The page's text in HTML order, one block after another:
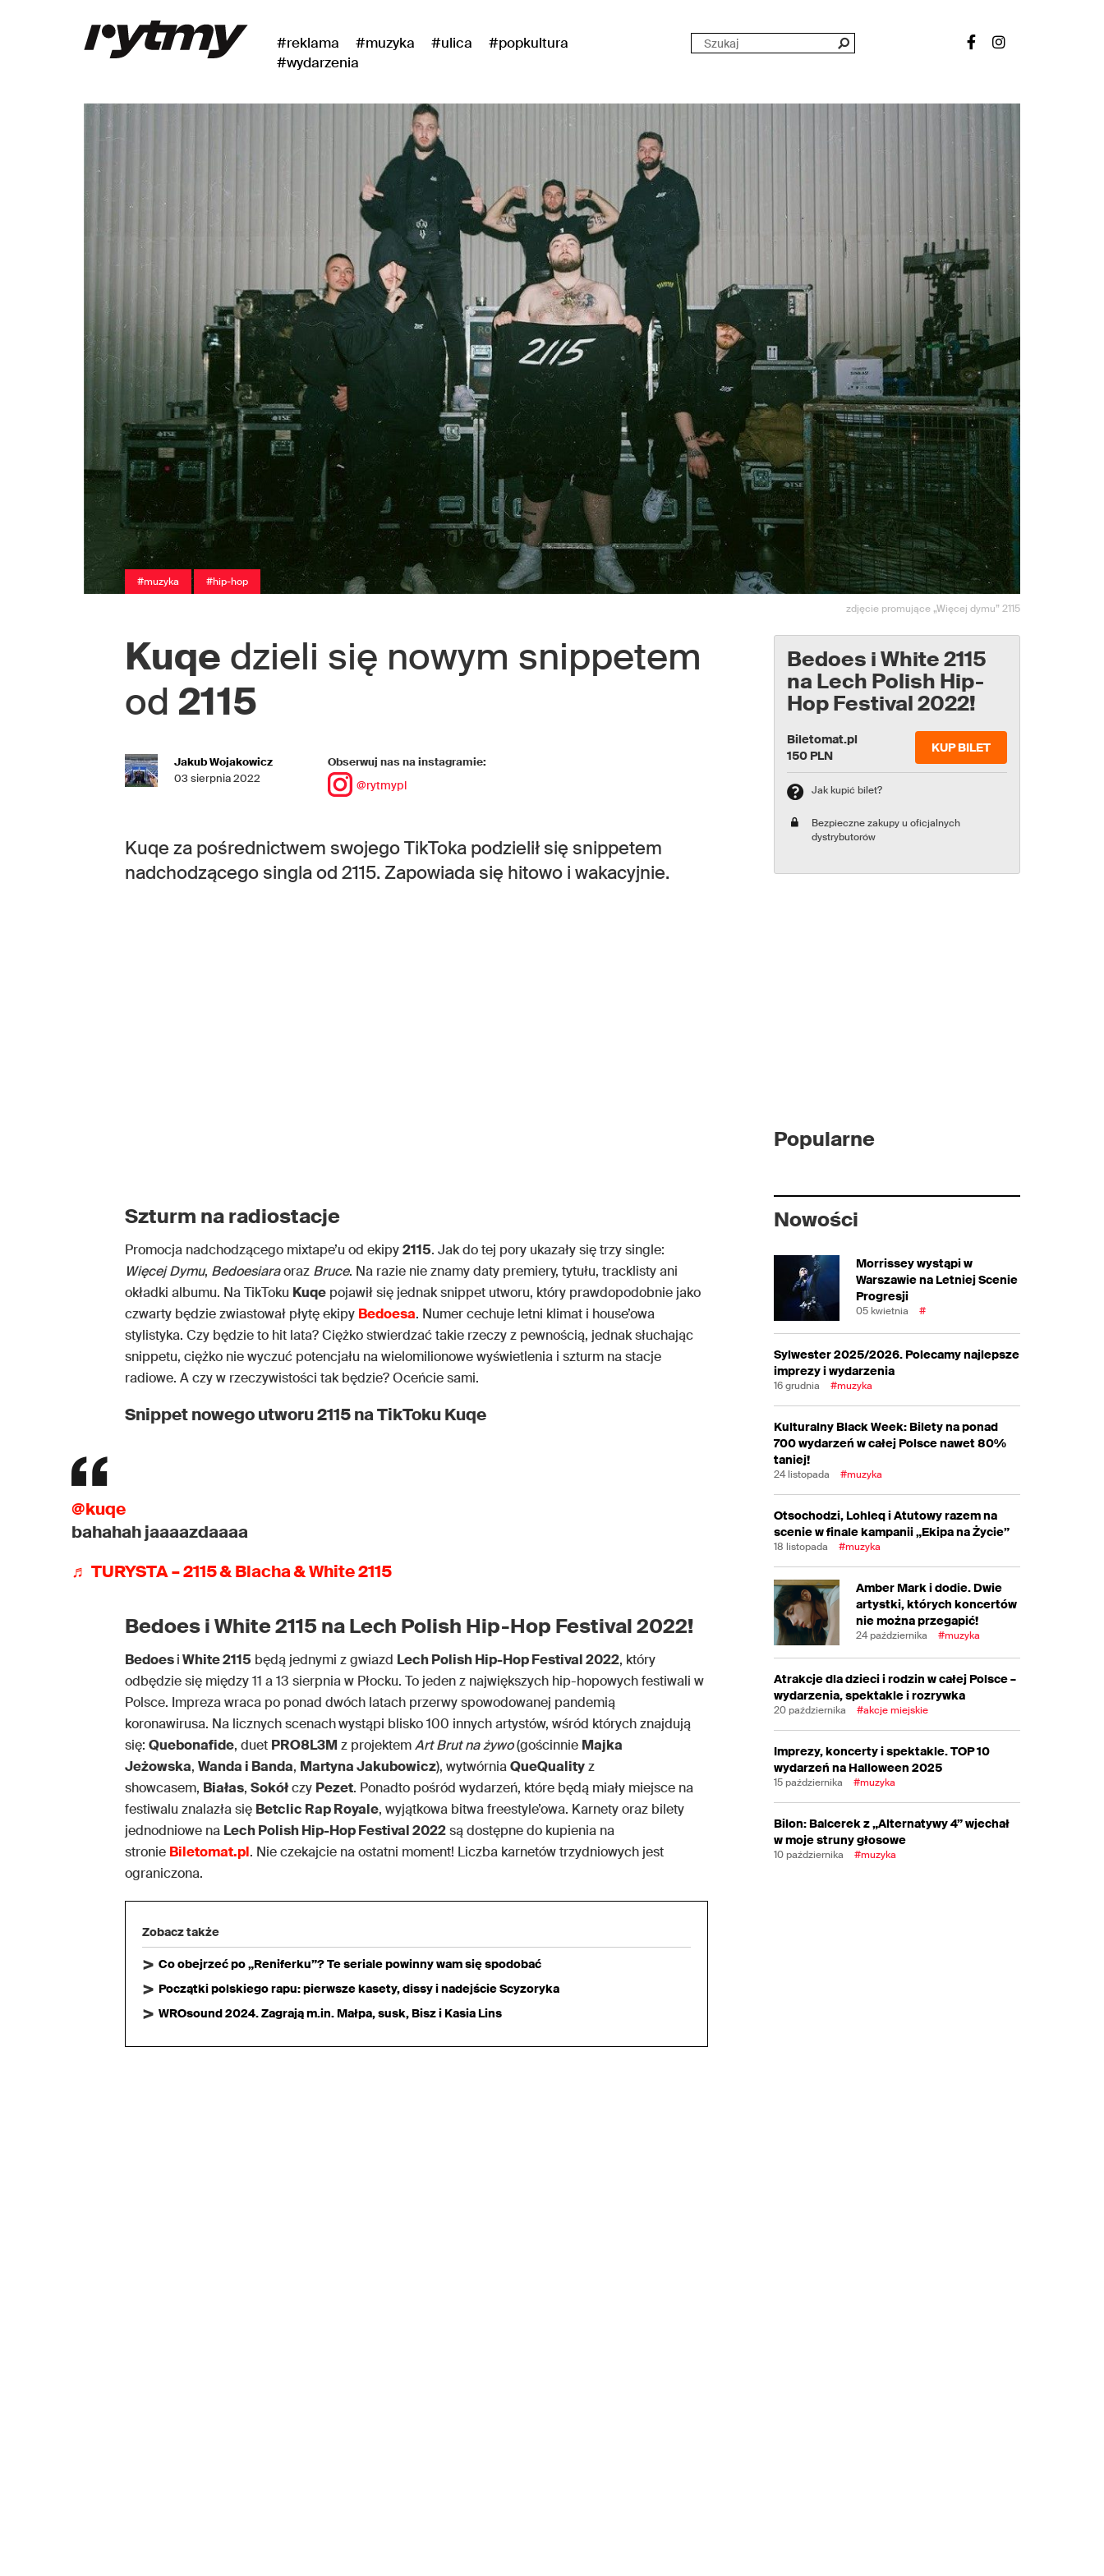
#reklama #muzyka #ulica
#popkultura
#wydarzenia
#muzyka #hip-hop
zdjęcie promujące „Więcej dymu” 2115
Kuqe dzieli się nowym snippetem
od 2115
Jakub Wojakowicz
03 sierpnia 2022
Obserwuj nas na instagramie:
@rytmypl
Kuqe za pośrednictwem swojego TikToka podzielił się snippetem
nadchodzącego singla od 2115. Zapowiada się hitowo i wakacyjnie.
Szturm na radiostacje
Promocja nadchodzącego mixtape’u od ekipy2115. Jak do tej pory ukazały się trzy single:
Więcej Dymu, Bedoesiaraoraz Bruce. Na razie nie znamy daty premiery, tytułu, tracklisty ani
okładki albumu. Na TikToku Kuqe pojawił się jednak snippet utworu, który prawdopodobnie jako
czwarty będzie zwiastował płytę ekipy Bedoesa. Numer cechuje letni klimat i house’owa
stylistyka. Czy będzie to hit lata? Ciężko stwierdzać takie rzeczy z pewnością, jednak słuchając
snippetu, ciężko nie wyczuć potencjału na wielomilionowe wyświetlenia i szturm na stacje
radiowe. A czy w rzeczywistości tak będzie? Oceńcie sami.
Snippet nowego utworu 2115 na TikToku Kuqe
@kuqe
bahahah jaaaazdaaaa
♬ TURYSTA – 2115 & Blacha & White 2115
Bedoes i White 2115 na Lech Polish Hip-Hop Festival 2022!
BedoesiWhite 2115 będą jednymi z gwiazd Lech Polish Hip-Hop Festival 2022, który
odbędzie się między 11 a 13 sierpnia w Płocku. To jeden z największych hip-hopowych festiwali w
Polsce. Impreza wraca po ponad dwóch latach przerwy spowodowanej pandemią
koronawirusa. Na licznych scenachwystąpi blisko 100 innych artystów, wśród których znajdują
się: Quebonafide, duet PRO8L3Mz projektemArt Brut na żywo(gościnnie Majka
Jeżowska, Wanda i Banda, Martyna Jakubowicz), wytwórniaQueQualityz
showcasem, Białas, Sokółczy Pezet. Ponadto pośród wydarzeń, które będą miały miejsce na
festiwalu znalazła się Betclic Rap Royale, wyjątkowa bitwa freestyle’owa. Karnety oraz bilety
jednodniowe na Lech Polish Hip-Hop Festival 2022są dostępne do kupienia na
stronie Biletomat.pl. Nie czekajcie na ostatni moment! Liczba karnetów trzydniowych jest
ograniczona.
Zobacz także
Co obejrzeć po „Reniferku”? Te seriale powinny wam się spodobać
Początki polskiego rapu: pierwsze kasety, dissy i nadejście Scyzoryka
WROsound 2024. Zagrają m.in. Małpa, susk, Bisz i Kasia Lins
Bedoes i White 2115
na Lech Polish Hip-
Hop Festival 2022!
Biletomat.pl
150 PLN
KUP BILET
Jak kupić bilet?
Bezpieczne zakupy u oficjalnych
dystrybutorów
Popularne
Nowości
Morrissey wystąpi w
Warszawie na Letniej Scenie
Progresji
05 kwietnia #
Sylwester 2025/2026. Polecamy najlepsze
imprezy i wydarzenia
16 grudnia #muzyka
Kulturalny Black Week: Bilety na ponad
700 wydarzeń w całej Polsce nawet 80%
taniej!
24 listopada #muzyka
Otsochodzi, Lohleq i Atutowy razem na
scenie w finale kampanii „Ekipa na Życie”
18 listopada #muzyka
Amber Mark i dodie. Dwie
artystki, których koncertów
nie można przegapić!
24 października #muzyka
Atrakcje dla dzieci i rodzin w całej Polsce –
wydarzenia, spektakle i rozrywka
20 października #akcje miejskie
Imprezy, koncerty i spektakle. TOP 10
wydarzeń na Halloween 2025
15 października #muzyka
Bilon: Balcerek z „Alternatywy 4” wjechał
w moje struny głosowe
10 października #muzyka